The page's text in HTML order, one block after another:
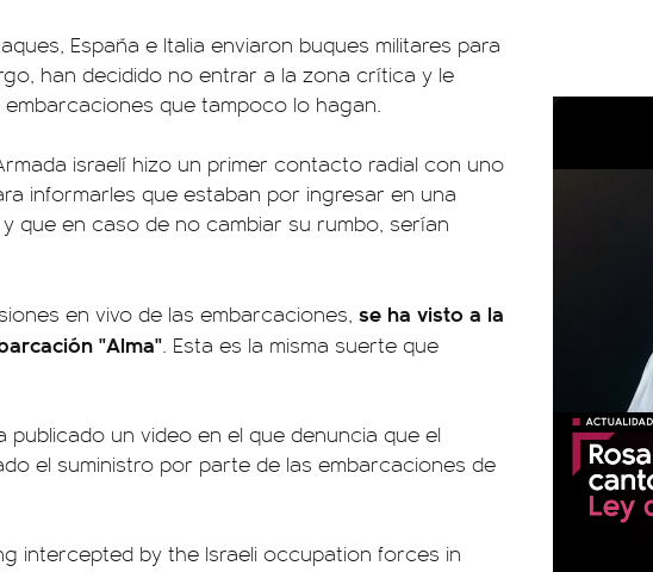
España e Italia enviaron buques militares para
han decidido no entrar a la zona crítica y le
que tampoco lo hagan.
israelí hizo un primer contacto radial con uno
informarles que estaban por ingresar en una
que en caso de no cambiar su rumbo, serían
en vivo de las embarcaciones, se ha visto a la
"Alma". Esta es la misma suerte que
publicado un video en el que denuncia que el
el suministro por parte de las embarcaciones de
intercepted by the Israeli occupation forces in